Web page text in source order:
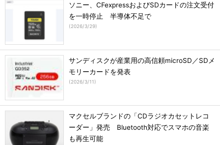
ソニー、CFexpressおよびSDカードの注文受付
を一時停止 半導体不足で
(2026/3/29)
サンディスクが産業用の高信頼microSD／SDメ
モリーカードを発表
(2026/3/11)
マクセルブランドの「CDラジオカセットレコ
ーダー」発売 Bluetooth対応でスマホの音楽
も再生可能